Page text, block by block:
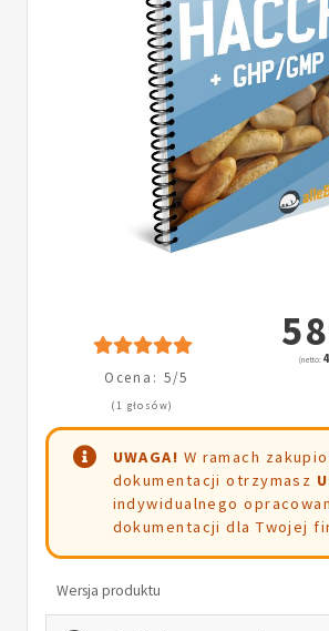
Ocena: 5/5
(1 głosów)
(netto:
UWAGA! W ramach
dokumentacji otrzymasz
indywidualnego
dokumentacji dla Twojej
Wersja produktu